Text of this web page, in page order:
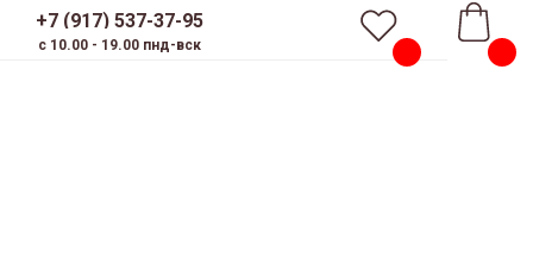
+7 (917) 537-37-95
c 10.00 - 19.00 пнд-вск